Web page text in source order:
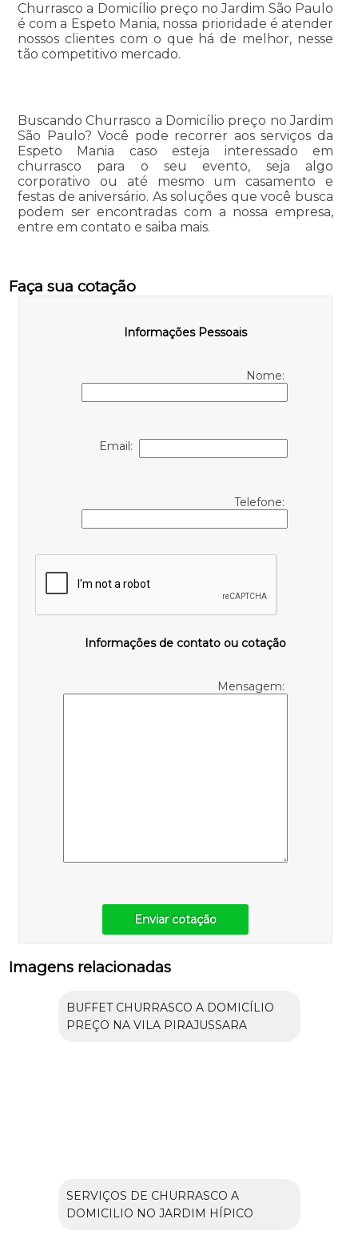
Churrasco a Domicílio preço no Jardim São Paulo
é com a Espeto Mania, nossa prioridade é atender
nossos clientes com o que há de melhor, nesse
tão competitivo mercado.
Buscando Churrasco a Domicílio preço no Jardim
São Paulo? Você pode recorrer aos serviços da
Espeto Mania caso esteja interessado em
churrasco para o seu evento, seja algo
corporativo ou até mesmo um casamento e
festas de aniversário. As soluções que você busca
podem ser encontradas com a nossa empresa,
entre em contato e saiba mais.
Faça sua cotação
Informações Pessoais
Nome:
Email:
Telefone:
Informações de contato ou cotação
Mensagem:
Enviar cotação
Imagens relacionadas
BUFFET CHURRASCO A DOMICÍLIO
PREÇO NA VILA PIRAJUSSARA
SERVIÇOS DE CHURRASCO A
DOMICILIO NO JARDIM HÍPICO